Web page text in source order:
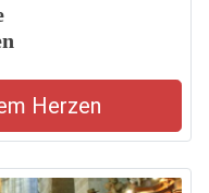
Herzen